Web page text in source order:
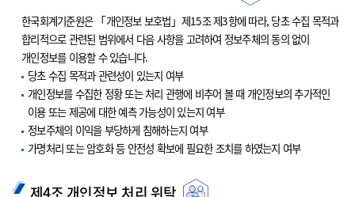
한국회계기준원은 「개인정보 보호법」제15조 제3항에 따라, 당초 수집 목적과
합리적으로 관련된 범위에서 다음 사항을 고려하여 정보주체의 동의 없이
개인정보를 이용할 수 있습니다.
당초 수집 목적과 관련성이 있는지 여부
개인정보를 수집한 정황 또는 처리 관행에 비추어 볼 때 개인정보의 추가적인
이용 또는 제공에 대한 예측 가능성이 있는지 여부
정보주체의 이익을 부당하게 침해하는지 여부
가명처리 또는 암호화 등 안전성 확보에 필요한 조치를 하였는지 여부